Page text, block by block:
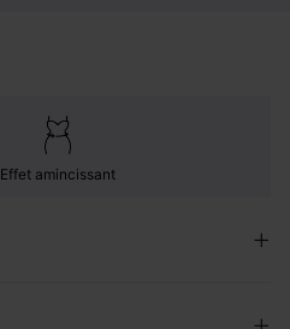
Effet amincissant